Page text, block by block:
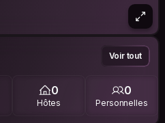
Voir tout
0
Hôtes
0
Personnelles